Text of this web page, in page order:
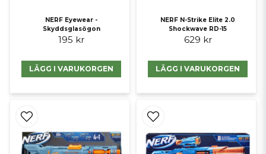
NERF Eyewear -
Skyddsglasögon
195 kr
LÄGG I VARUKORGEN
NERF N-Strike Elite 2.0
Shockwave RD-15
629 kr
LÄGG I VARUKORGEN